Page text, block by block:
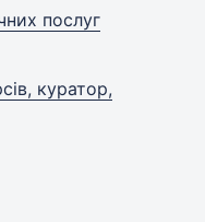
послуг
куратор,